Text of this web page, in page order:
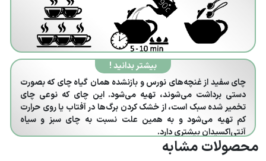
بیشتر بدانید !
چای سفید از غنچه‌های نورس و بازنشده همان گیاه چای که بصورت
دستی برداشت می‌شوند، تهیه می‌شود. این چای که نوعی چای
تخمیر شده سبک است، از خشک کردن برگ‌ها در آفتاب یا روی حرارت
کم تهیه می‌شود و به همین علت نسبت به چای سبز و سیاه
آنتی‌اکسیدان بیشتری دارد.
محصولات مشابه